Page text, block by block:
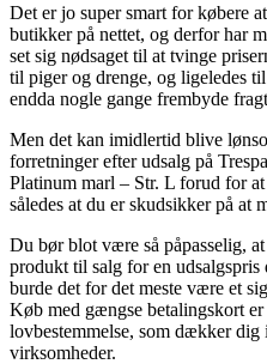
Det er jo super smart for købere
butikker på nettet, og derfor har
set sig nødsaget til at tvinge
til piger og drenge, og ligeledes
endda nogle gange frembyde
Men det kan imidlertid blive
forretninger efter udsalg på
Platinum marl – Str. L forud for
således at du er skudsikker på at
Du bør blot være så påpasselig,
produkt til salg for en udsalgspris
burde det for det meste være et
Køb med gængse betalingskort
lovbestemmelse, som dækker
virksomheder.